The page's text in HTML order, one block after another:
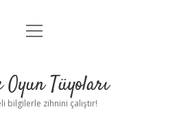
Anasayfa
Yasal Uyarı
menüyü
Oyun Tüyoları
bilgilerle zihnini çalıştır!